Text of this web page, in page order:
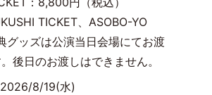
TICKET、ASOBO-YO
グッズは公演当日会場にてお渡
後日のお渡しはできません。
8/19(水)